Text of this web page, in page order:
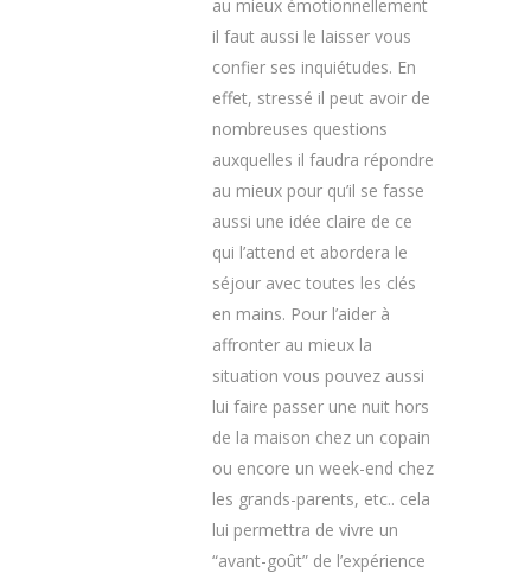
au mieux émotionnellement
il faut aussi le laisser vous
confier ses inquiétudes. En
effet, stressé il peut avoir de
nombreuses questions
auxquelles il faudra répondre
au mieux pour qu’il se fasse
aussi une idée claire de ce
qui l’attend et abordera le
séjour avec toutes les clés
en mains. Pour l’aider à
affronter au mieux la
situation vous pouvez aussi
lui faire passer une nuit hors
de la maison chez un copain
ou encore un week-end chez
les grands-parents, etc.. cela
lui permettra de vivre un
“avant-goût” de l’expérience